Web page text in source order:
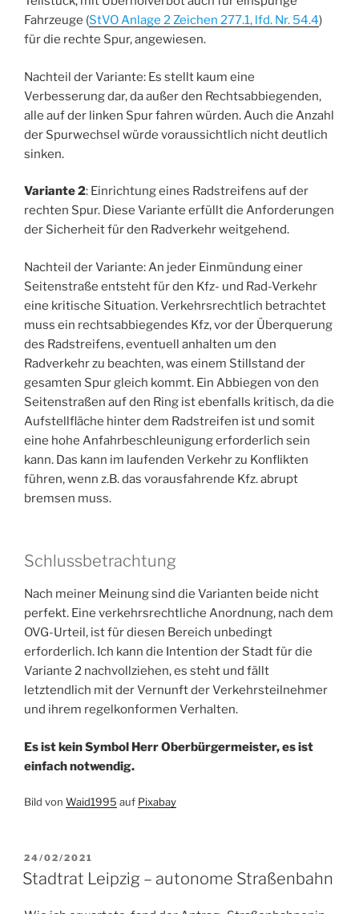
Fahrzeuge (StVO Anlage 2 Zeichen 277.1, lfd. Nr. 54.4)
für die rechte Spur, angewiesen.
Nachteil der Variante: Es stellt kaum eine
Verbesserung dar, da außer den Rechtsabbiegenden,
alle auf der linken Spur fahren würden. Auch die Anzahl
der Spurwechsel würde voraussichtlich nicht deutlich
sinken.
Variante 2: Einrichtung eines Radstreifens auf der
rechten Spur. Diese Variante erfüllt die Anforderungen
der Sicherheit für den Radverkehr weitgehend.
Nachteil der Variante: An jeder Einmündung einer
Seitenstraße entsteht für den Kfz- und Rad-Verkehr
eine kritische Situation. Verkehrsrechtlich betrachtet
muss ein rechtsabbiegendes Kfz, vor der Überquerung
des Radstreifens, eventuell anhalten um den
Radverkehr zu beachten, was einem Stillstand der
gesamten Spur gleich kommt. Ein Abbiegen von den
Seitenstraßen auf den Ring ist ebenfalls kritisch, da die
Aufstellfläche hinter dem Radstreifen ist und somit
eine hohe Anfahrbeschleunigung erforderlich sein
kann. Das kann im laufenden Verkehr zu Konflikten
führen, wenn z.B. das vorausfahrende Kfz. abrupt
bremsen muss.
Schlussbetrachtung
Nach meiner Meinung sind die Varianten beide nicht
perfekt. Eine verkehrsrechtliche Anordnung, nach dem
OVG-Urteil, ist für diesen Bereich unbedingt
erforderlich. Ich kann die Intention der Stadt für die
Variante 2 nachvollziehen, es steht und fällt
letztendlich mit der Vernunft der Verkehrsteilnehmer
und ihrem regelkonformen Verhalten.
Es ist kein Symbol Herr Oberbürgermeister, es ist
einfach notwendig.
Bild von Waid1995 auf Pixabay
VERÖFFENTLICHT
AM
24/02/2021
Stadtrat Leipzig – autonome Straßenbahn